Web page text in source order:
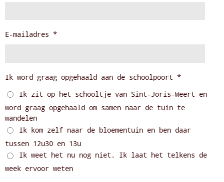
E-mailadres *
Ik word graag opgehaald aan de schoolpoort *
Ik zit op het schooltje van Sint-Joris-Weert en
word graag opgehaald om samen naar de tuin te
wandelen
Ik kom zelf naar de bloementuin en ben daar
tussen 12u30 en 13u
Ik weet het nu nog niet. Ik laat het telkens de
week ervoor weten